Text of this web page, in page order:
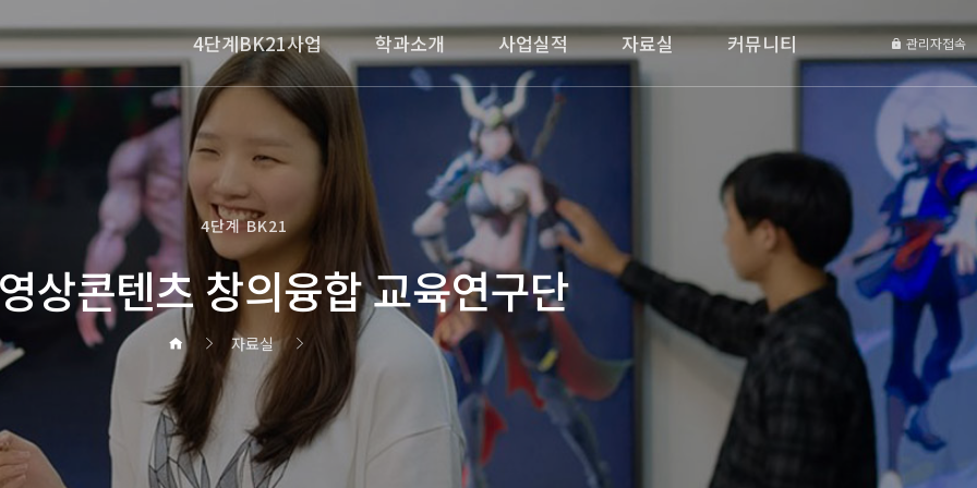
4단계BK21사업 학과소개 사업실적 자료실 커뮤니티 관리자접속
4단계 BK21
상콘텐츠 창의융합 교육연구단
자료실